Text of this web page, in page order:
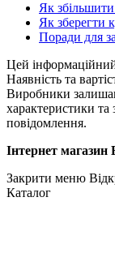
Як збільшити
Як зберегти
Поради для
Цей
Наявність та
Виробники
характеристики та
повідомлення.
Інтернет
Закрити меню
Каталог